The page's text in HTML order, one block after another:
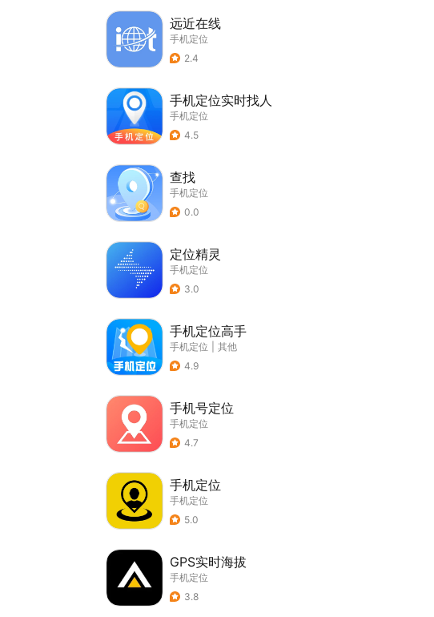
远近在线
手机定位
2.4
手机定位实时找人
手机定位
4.5
查找
手机定位
0.0
定位精灵
手机定位
3.0
手机定位高手
手机定位
其他
4.9
手机号定位
手机定位
4.7
手机定位
手机定位
5.0
GPS实时海拔
手机定位
3.8